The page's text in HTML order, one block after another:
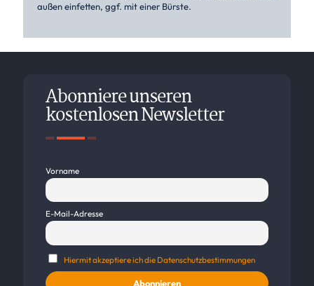
außen einfetten, ggf. mit einer Bürste.
Abonniere unseren
kostenlosen Newsletter
Vorname
E-Mail-Adresse
Hiermit akzeptiere ich die Datenschutzbestimmungen